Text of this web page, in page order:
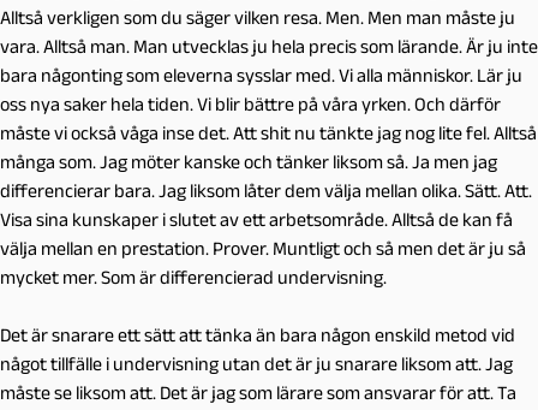
Alltså verkligen som du säger vilken resa. Men. Men man måste ju
vara. Alltså man. Man utvecklas ju hela precis som lärande. Är ju inte
bara någonting som eleverna sysslar med. Vi alla människor. Lär ju
oss nya saker hela tiden. Vi blir bättre på våra yrken. Och därför
måste vi också våga inse det. Att shit nu tänkte jag nog lite fel. Alltså
många som. Jag möter kanske och tänker liksom så. Ja men jag
differencierar bara. Jag liksom låter dem välja mellan olika. Sätt. Att.
Visa sina kunskaper i slutet av ett arbetsområde. Alltså de kan få
välja mellan en prestation. Prover. Muntligt och så men det är ju så
mycket mer. Som är differencierad undervisning.
Det är snarare ett sätt att tänka än bara någon enskild metod vid
något tillfälle i undervisning utan det är ju snarare liksom att. Jag
måste se liksom att. Det är jag som lärare som ansvarar för att. Ta